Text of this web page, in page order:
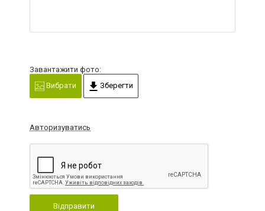
Завантажити фото:
Вибрати
Зберегти
Авторизуватись
Відправити